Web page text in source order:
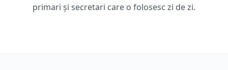
primari și secretari care o folosesc zi de zi.